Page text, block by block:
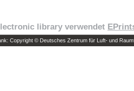
library verwendet
Copyright © Deutsches Zentrum für Luft- und